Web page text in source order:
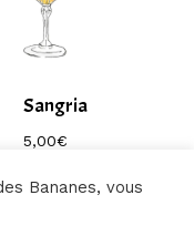
Sangria
5,00€
5,00
Bananes, vous